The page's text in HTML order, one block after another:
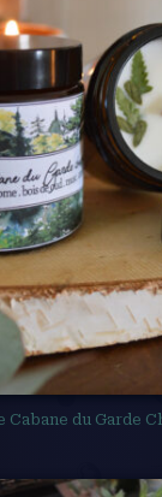
du Garde